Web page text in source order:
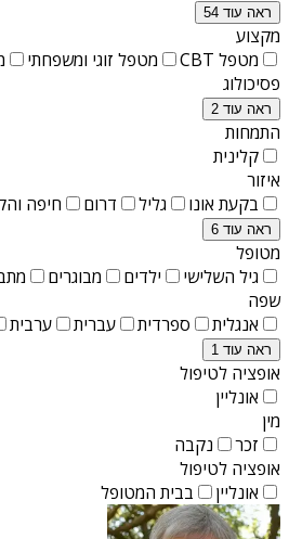
ראה עוד 54
מקצוע
מטפל CBT
מטפל זוגי ומשפחתי
פסיכולוג
ראה עוד 2
התמחות
קלינית
איזור
בקעת אונו
גליל דרום חיפה
ראה עוד 6
מטופל
גיל השלישי
ילדים מבוגרים
שפה
אנגלית
ספרדית עברית ערבית
ראה עוד 1
אופציה לטיפול
אונליין
מין
זכר
נקבה
אופציה לטיפול
אונליין
בבית המטופל